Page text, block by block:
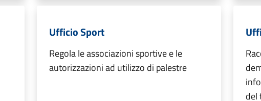
Ufficio Sport
Regola le associazioni sportive e le
autorizzazioni ad utilizzo di palestre
del